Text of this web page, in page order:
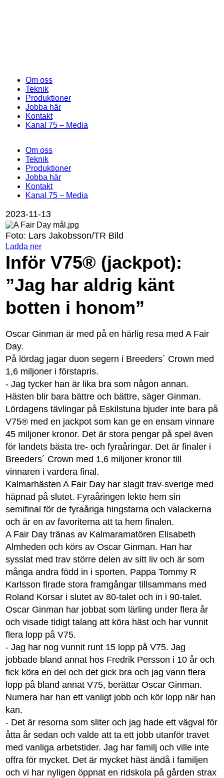
Om oss
Teknik
Produktioner
Jobba här
Kontakt
Kanal 75 – Media
Om oss
Teknik
Produktioner
Jobba här
Kontakt
Kanal 75 – Media
2023-11-13
Foto: Lars Jakobsson/TR Bild
Ladda ner
Inför V75® (jackpot):
”Jag har aldrig känt
botten i honom”
Oscar Ginman är med på en härlig resa med A Fair
Day.
På lördag jagar duon segern i Breeders´ Crown med
1,6 miljoner i förstapris.
- Jag tycker han är lika bra som någon annan.
Hästen blir bara bättre och bättre, säger Ginman.
Lördagens tävlingar på Eskilstuna bjuder inte bara på
V75® med en jackpot som kan ge en ensam vinnare
45 miljoner kronor. Det är stora pengar på spel även
för landets bästa tre- och fyraåringar. Det är finaler i
Breeders´ Crown med 1,6 miljoner kronor till
vinnaren i vardera final.
Kalmarhästen A Fair Day har slagit trav-sverige med
häpnad på slutet. Fyraåringen lekte hem sin
semifinal för de fyraåriga hingstarna och valackerna
och är en av favoriterna att ta hem finalen.
A Fair Day tränas av Kalmaramatören Elisabeth
Almheden och körs av Oscar Ginman. Han har
sysslat med trav större delen av sitt liv och är som
många andra född in i sporten. Pappa Tommy R
Karlsson firade stora framgångar tillsammans med
Roland Korsar i slutet av 80-talet och in i 90-talet.
Oscar Ginman har jobbat som lärling under flera år
och visade tidigt talang att köra häst och har vunnit
flera lopp på V75.
- Jag har nog vunnit runt 15 lopp på V75. Jag
jobbade bland annat hos Fredrik Persson i 10 år och
fick köra en del och det gick bra och jag vann flera
lopp på bland annat V75, berättar Oscar Ginman.
Numera har han ett vanligt jobb och kör lopp när han
kan.
- Det är resorna som sliter och jag hade ett vägval för
åtta år sedan och valde att ta ett jobb utanför travet
med vanliga arbetstider. Jag har familj och ville inte
offra för mycket. Det är mycket häst ändå i familjen
och vi har nyligen öppnat en ridskola på gården strax